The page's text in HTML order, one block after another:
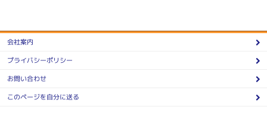
会社案内
プライバシーポリシー
お問い合わせ
このページを自分に送る